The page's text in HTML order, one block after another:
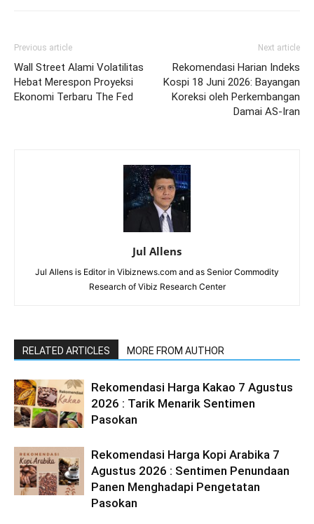
Previous article
Wall Street Alami Volatilitas
Hebat Merespon Proyeksi
Ekonomi Terbaru The Fed
Next article
Rekomendasi Harian Indeks
Kospi 18 Juni 2026: Bayangan
Koreksi oleh Perkembangan
Damai AS-Iran
Jul Allens
Jul Allens is Editor in Vibiznews.com and as Senior Commodity
Research of Vibiz Research Center
RELATED ARTICLES MORE FROM AUTHOR
Rekomendasi Harga Kakao 7 Agustus
2026 : Tarik Menarik Sentimen
Pasokan
Rekomendasi Harga Kopi Arabika 7
Agustus 2026 : Sentimen Penundaan
Panen Menghadapi Pengetatan
Pasokan